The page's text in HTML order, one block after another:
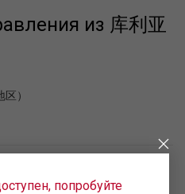
из 库利亚
）
库利亚布
попробуйте